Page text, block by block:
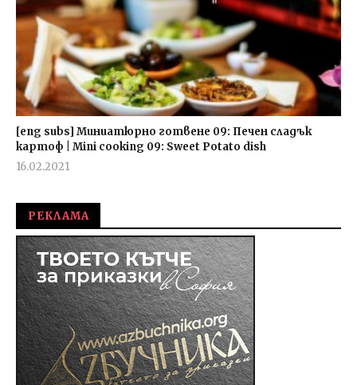
[eng subs] Миниатюрно готвене 09: Печен сладък
картоф | Mini cooking 09: Sweet Potato dish
16.02.2021
РЕКЛАМА